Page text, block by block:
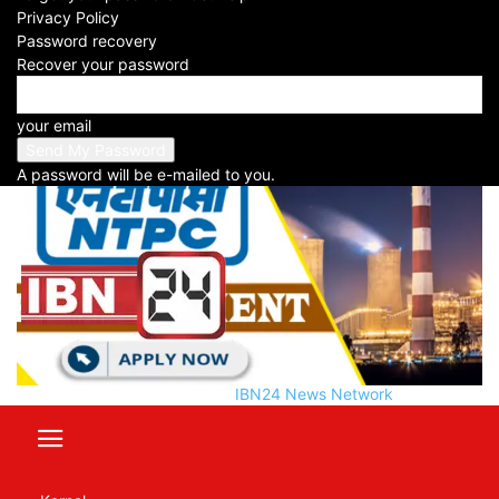
Privacy Policy
Password recovery
Recover your password
your email
A password will be e-mailed to you.
IBN24 News Network
2025-01-27
Facebook
Table of Contents